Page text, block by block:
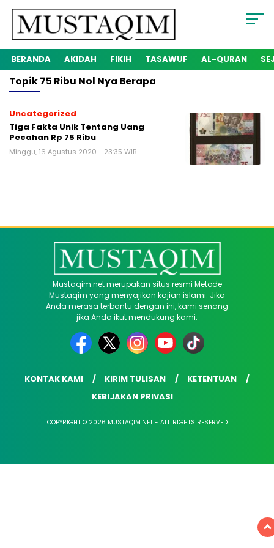
BERANDA AKIDAH FIKIH TASAWUF AL-QURAN
Topik75 Ribu Nol Nya Berapa
Uncategorized
Tiga Fakta Unik Tentang Uang
Pecahan Rp 75 Ribu
Minggu, 16 Agustus 2020 - 23:35 WIB
Mustaqim.net merupakan situs resmi Metode
Mustaqim yang menyajikan kajian islami. Jika
Anda merasa terbantu dengan ini, kami senang
jika Anda ikut mendukung kami.
KONTAK KAMI KIRIM TULISAN
KETENTUAN
KEBIJAKAN PRIVASI
COPYRIGHT © 2026 MUSTAQIM.NET - ALL RIGHTS RESERVED